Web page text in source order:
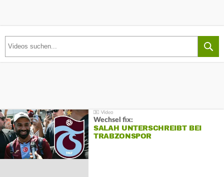
Wechsel fix:
SALAH UNTERSCHREIBT BEI
TRABZONSPOR